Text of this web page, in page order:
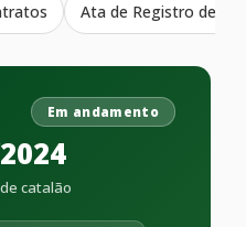
Ata de Registro de
Em andamento
catalão